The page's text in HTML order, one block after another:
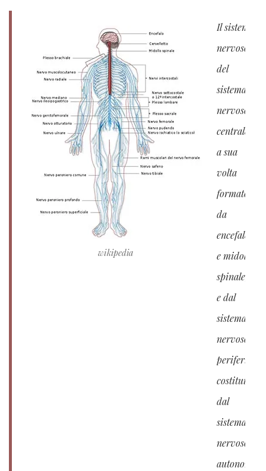
wikipedia
Il sistema
nervoso
del
sistema
nervoso
centrale,
a sua
volta
formato
da
encefalo
e midollo
spinale,
e dal
sistema
nervoso
periferico,
costituito
dal
sistema
nervoso
autonomo